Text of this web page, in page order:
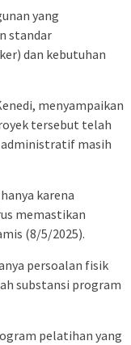
yang
standar
dan kebutuhan
menyampaikan
tersebut telah
administratif masih
karena
memastikan
(8/5/2025).
persoalan fisik
substansi program
pelatihan yang